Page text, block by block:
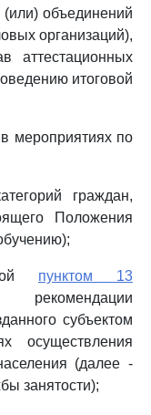
(или) объединений
организаций),
аттестационных
итоговой
мероприятиях по
граждан,
Положения
пунктом 13
субъектом
осуществления
(далее -
занятости);